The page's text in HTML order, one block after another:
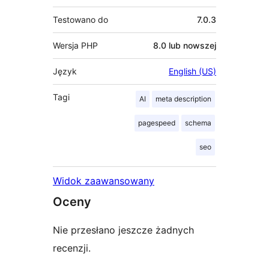
Testowano do 7.0.3
Wersja PHP 8.0 lub nowszej
Język English (US)
Tagi AI meta description
pagespeed schema
seo
Widok zaawansowany
Oceny
Nie przesłano jeszcze żadnych
recenzji.